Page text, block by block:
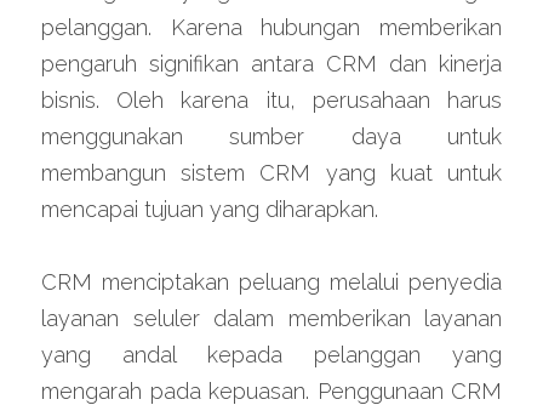
pelanggan. Karena hubungan memberikan
pengaruh signifikan antara CRM dan kinerja
bisnis. Oleh karena itu, perusahaan harus
menggunakan sumber daya untuk
membangun sistem CRM yang kuat untuk
mencapai tujuan yang diharapkan.
CRM menciptakan peluang melalui penyedia
layanan seluler dalam memberikan layanan
yang andal kepada pelanggan yang
mengarah pada kepuasan. Penggunaan CRM